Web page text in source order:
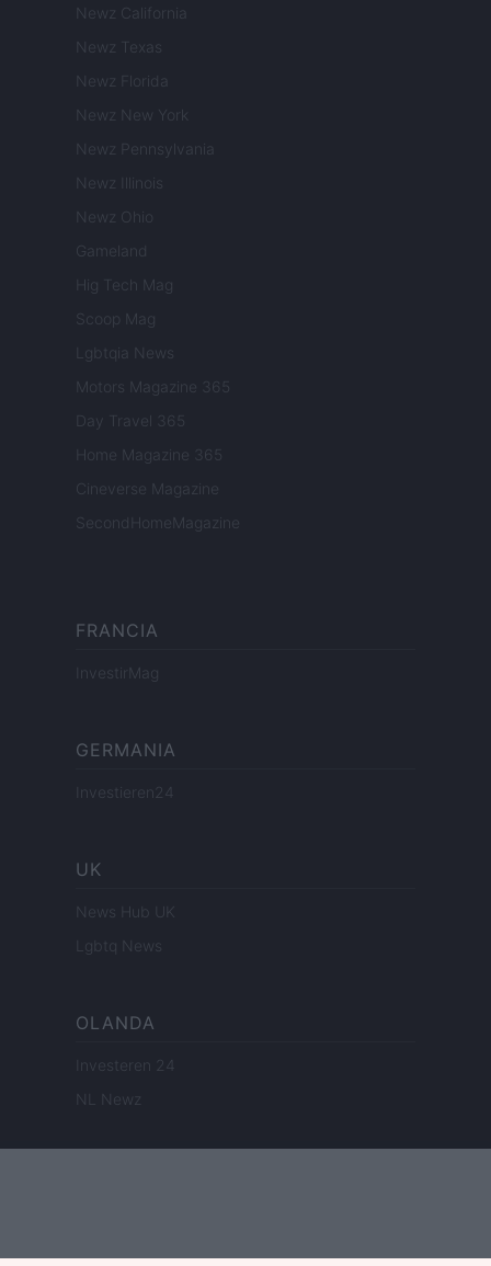
Newz California
Newz Texas
Newz Florida
Newz New York
Newz Pennsylvania
Newz Illinois
Newz Ohio
Gameland
Hig Tech Mag
Scoop Mag
Lgbtqia News
Motors Magazine 365
Day Travel 365
Home Magazine 365
Cineverse Magazine
SecondHomeMagazine
FRANCIA
InvestirMag
GERMANIA
Investieren24
UK
News Hub UK
Lgbtq News
OLANDA
Investeren 24
NL Newz